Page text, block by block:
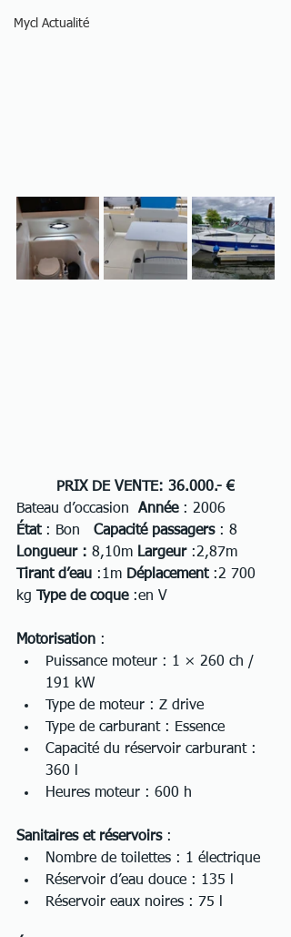
Mycl Actualité
PRIX DE VENTE: 36.000.- €
Bateau d’occasion Année : 2006
État : Bon Capacité passagers : 8
Longueur : 8,10m Largeur :2,87m
Tirant d’eau :1m Déplacement :2 700
kg
Type de coque :en V
Motorisation :
Puissance moteur : 1 × 260 ch /
191 kW
Type de moteur : Z drive
Type de carburant : Essence
Capacité du réservoir carburant :
360 l
Heures moteur : 600 h
Sanitaires et réservoirs :
Nombre de toilettes : 1 électrique
Réservoir d’eau douce : 135 l
Réservoir eaux noires : 75 l